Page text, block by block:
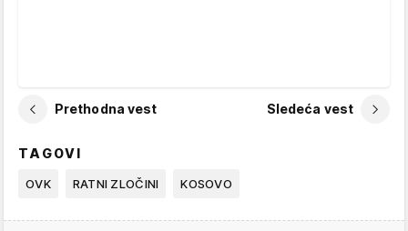
Prethodna vest Sledeća vest
TAGOVI
OVK RATNI ZLOČINI KOSOVO